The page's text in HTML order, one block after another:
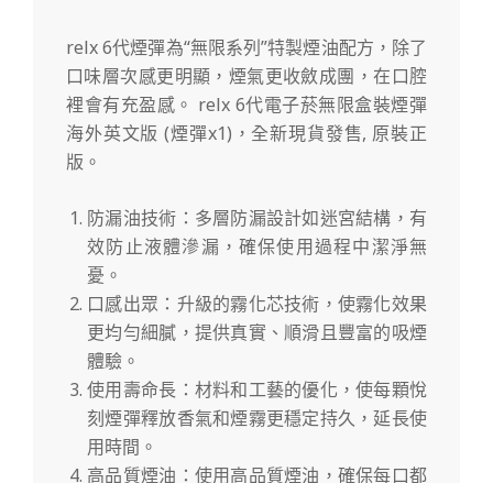
relx 6代煙彈為“無限系列”特製煙油配方，除了
口味層次感更明顯，煙氣更收斂成團，在口腔
裡會有充盈感。 relx 6代電子菸無限盒裝煙彈
海外英文版 (煙彈x1)，全新現貨發售, 原裝正
版。
防漏油技術：多層防漏設計如迷宮結構，有
效防止液體滲漏，確保使用過程中潔淨無
憂。
口感出眾：升級的霧化芯技術，使霧化效果
更均勻細膩，提供真實、順滑且豐富的吸煙
體驗。
使用壽命長：材料和工藝的優化，使每顆悅
刻煙彈釋放香氣和煙霧更穩定持久，延長使
用時間。
高品質煙油：使用高品質煙油，確保每口都